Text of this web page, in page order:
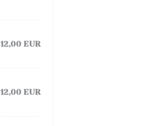
12,00 EUR
12,00 EUR